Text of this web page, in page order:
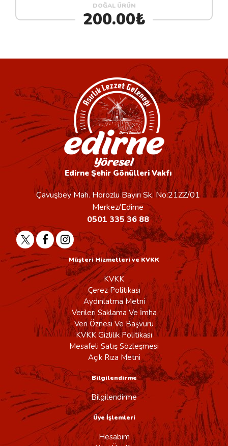
DOĞAL ÜRÜN
200.00₺
Edirne Şehir Gönülleri Vakfı
Çavuşbey Mah. Horozlu Bayırı Sk. No:21ZZ/01
Merkez/Edirne
0501 335 36 88
Müşteri Hizmetleri ve KVKK
KVKK
Çerez Politikası
Aydınlatma Metni
Verileri Saklama Ve İmha
Veri Öznesi Ve Başvuru
KVKK Gizlilik Politikası
Mesafeli Satış Sözleşmesi
Açık Rıza Metni
Bilgilendirme
Bilgilendirme
Üye İşlemleri
Hesabım